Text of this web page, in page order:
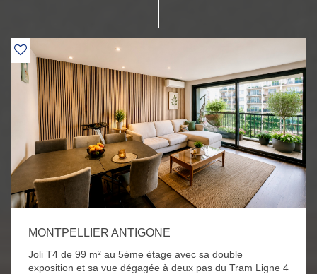
MONTPELLIER ANTIGONE
Joli T4 de 99 m² au 5ème étage avec sa double
exposition et sa vue dégagée à deux pas du Tram Ligne 4